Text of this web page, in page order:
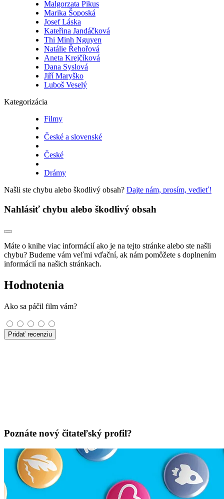
Malgorzata Pikus
Marika Šoposká
Josef Láska
Kateřina Jandáčková
Thi Minh Nguyen
Natálie Řehořová
Aneta Krejčíková
Dana Syslová
Jiří Maryško
Luboš Veselý
Kategorizácia
Filmy
České a slovenské
České
Drámy
Našli ste chybu alebo škodlivý obsah? Dajte nám, prosím, vedieť!
Nahlásiť chybu alebo škodlivý obsah
Máte o knihe viac informácií ako je na tejto stránke alebo ste našli
chybu? Budeme vám veľmi vďační, ak nám pomôžete s doplnením
informácií na našich stránkach.
Hodnotenia
Ako sa páčil film vám?
Pridať recenziu
Poznáte nový čitateľský profil?